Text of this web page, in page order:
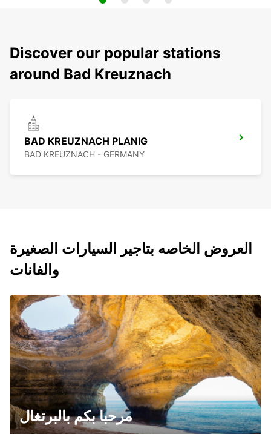
Discover our popular stations
around Bad Kreuznach
BAD KREUZNACH PLANIG
BAD KREUZNACH - GERMANY
العروض الخاصه بتاجير السيارات الصغيرة
والفانات
مرحبا بكم بالبرتغال